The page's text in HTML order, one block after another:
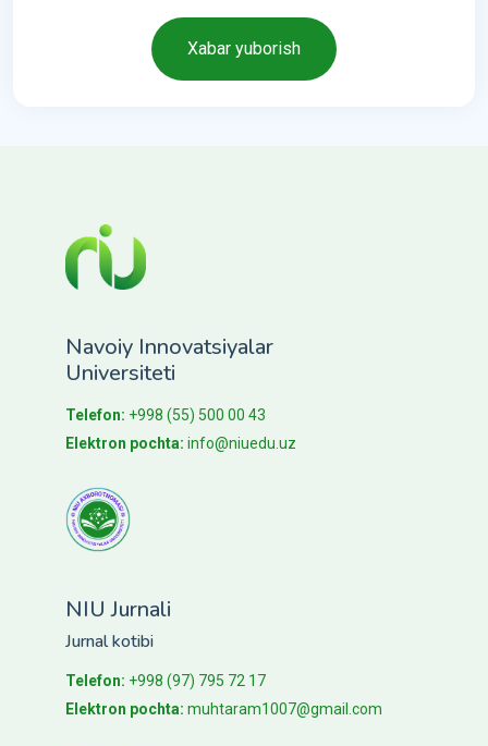
Xabar yuborish
Navoiy Innovatsiyalar
Universiteti
Telefon: +998 (55) 500 00 43
Elektron pochta: info@niuedu.uz
NIU Jurnali
Jurnal kotibi
Telefon: +998 (97) 795 72 17
Elektron pochta: muhtaram1007@gmail.com